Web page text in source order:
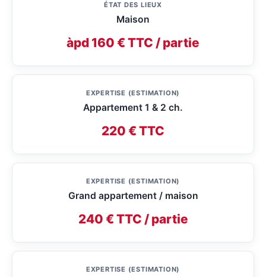
ÉTAT DES LIEUX
Maison
àpd 160 € TTC / partie
EXPERTISE (ESTIMATION)
Appartement 1 & 2 ch.
220 € TTC
EXPERTISE (ESTIMATION)
Grand appartement / maison
240 € TTC / partie
EXPERTISE (ESTIMATION)